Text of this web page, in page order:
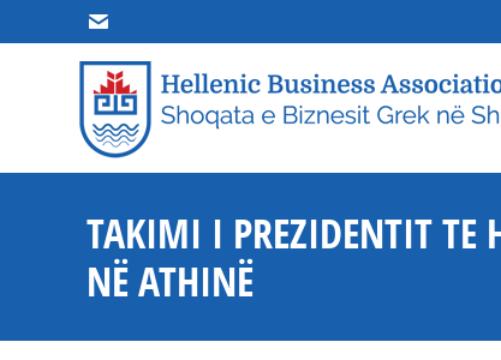
TAKIMI I PREZIDENTIT TE
NË ATHINË
HOME